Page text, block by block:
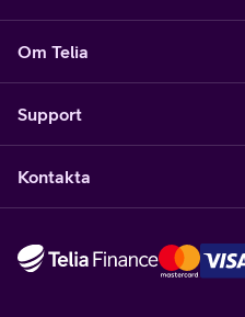
Om Telia
Support
Kontakta